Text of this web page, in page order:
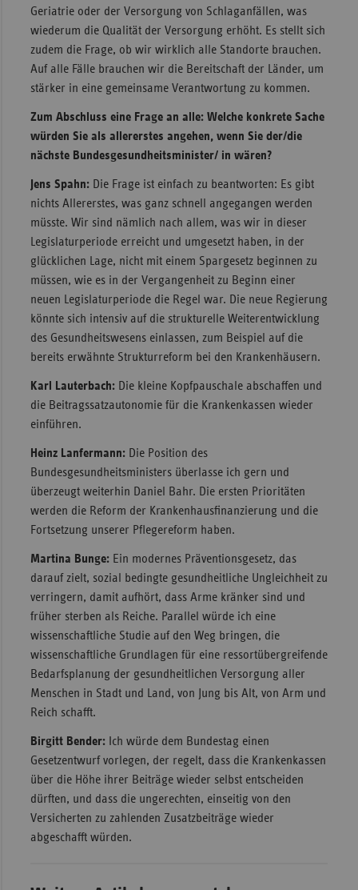
Geriatrie oder der Versorgung von Schlaganfällen, was
wiederum die Qualität der Versorgung erhöht. Es stellt sich
zudem die Frage, ob wir wirklich alle Standorte brauchen.
Auf alle Fälle brauchen wir die Bereitschaft der Länder, um
stärker in eine gemeinsame Verantwortung zu kommen.
Zum Abschluss eine Frage an alle: Welche konkrete Sache
würden Sie als allererstes angehen, wenn Sie der/die
nächste Bundesgesundheitsminister/ in wären?
Jens Spahn:Die Frage ist einfach zu beantworten: Es gibt
nichts Allererstes, was ganz schnell angegangen werden
müsste. Wir sind nämlich nach allem, was wir in dieser
Legislaturperiode erreicht und umgesetzt haben, in der
glücklichen Lage, nicht mit einem Spargesetz beginnen zu
müssen, wie es in der Vergangenheit zu Beginn einer
neuen Legislaturperiode die Regel war. Die neue Regierung
könnte sich intensiv auf die strukturelle Weiterentwicklung
des Gesundheitswesens einlassen, zum Beispiel auf die
bereits erwähnte Strukturreform bei den Krankenhäusern.
Karl Lauterbach:Die kleine Kopfpauschale abschaffen und
die Beitragssatzautonomie für die Krankenkassen wieder
einführen.
Heinz Lanfermann:Die Position des
Bundesgesundheitsministers überlasse ich gern und
überzeugt weiterhin Daniel Bahr. Die ersten Prioritäten
werden die Reform der Krankenhausfinanzierung und die
Fortsetzung unserer Pflegereform haben.
Martina Bunge:Ein modernes Präventionsgesetz, das
darauf zielt, sozial bedingte gesundheitliche Ungleichheit zu
verringern, damit aufhört, dass Arme kränker sind und
früher sterben als Reiche. Parallel würde ich eine
wissenschaftliche Studie auf den Weg bringen, die
wissenschaftliche Grundlagen für eine ressortübergreifende
Bedarfsplanung der gesundheitlichen Versorgung aller
Menschen in Stadt und Land, von Jung bis Alt, von Arm und
Reich schafft.
Birgitt Bender:Ich würde dem Bundestag einen
Gesetzentwurf vorlegen, der regelt, dass die Krankenkassen
über die Höhe ihrer Beiträge wieder selbst entscheiden
dürften, und dass die ungerechten, einseitig von den
Versicherten zu zahlenden Zusatzbeiträge wieder
abgeschafft würden.